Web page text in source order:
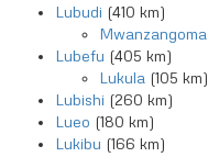
Lubudi (410 km)
Mwanzangoma
Lubefu (405 km)
Lukula (105 km)
Lubishi (260 km)
Lueo (180 km)
Lukibu (166 km)